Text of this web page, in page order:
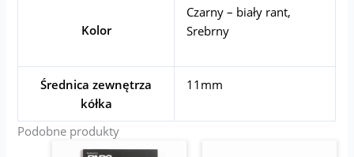
Kolor
Czarny – biały rant,
Srebrny
Średnica zewnętrza
kółka
11mm
Podobne produkty